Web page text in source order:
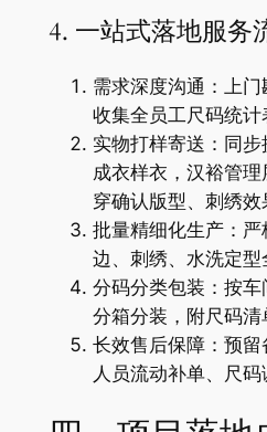
4. 一站式落地服务
需求深度沟通：上门
收集全员工尺码统计
实物打样寄送：同步
成衣样衣，汉裕管
穿确认版型、刺绣效
批量精细化生产：
边、刺绣、水洗定型
分码分类包装：按
分箱分装，附尺码清
长效售后保障：预
人员流动补单、尺码